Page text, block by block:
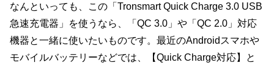
なんといっても、この「Tronsmart Quick Charge 3.0 USB
急速充電器」を使うなら、「QC 3.0」や「QC 2.0」対応
機器と一緒に使いたいものです。最近のAndroidスマホや
モバイルバッテリーなどでは、【Quick Charge対応】と